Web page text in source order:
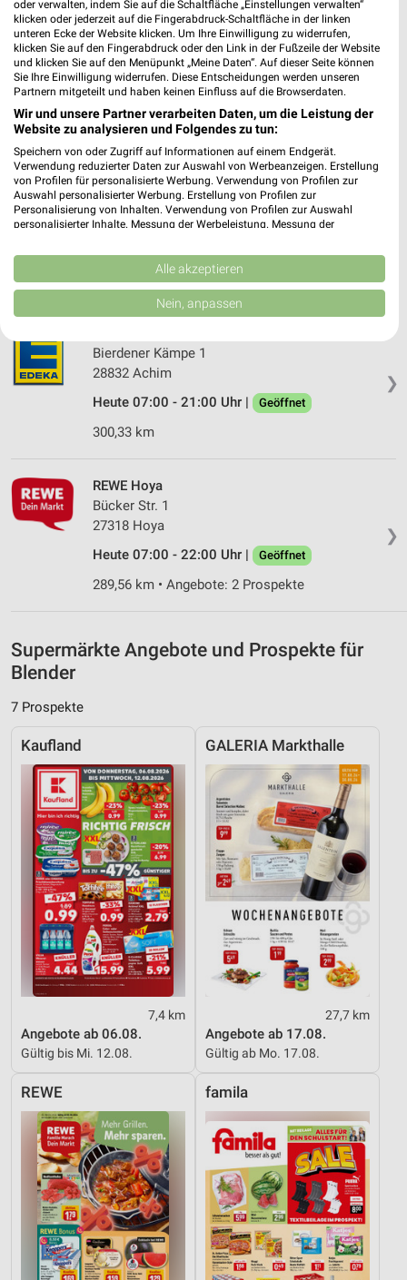
298,95 km • Angebote: 2 Prospekte
EDEKA Kirchlinteln
Hauptstr. 3
27308 Kirchlinteln
279,23 km
EDEKA Meyer Kirchlinteln
Alte Mühle 1
27308 Kirchlinteln
278,84 km
❯
Bierdener Kämpe 1
28832 Achim
Heute 07:00 - 21:00 Uhr |
Geöffnet
300,33 km
❯
REWE Hoya
Bücker Str. 1
27318 Hoya
Heute 07:00 - 22:00 Uhr |
Geöffnet
289,56 km • Angebote: 2 Prospekte
Supermärkte Angebote und Prospekte für
Blender
7 Prospekte
Kaufland
7,4 km
Angebote ab 06.08.
Gültig bis Mi. 12.08.
GALERIA Markthalle
27,7 km
Angebote ab 17.08.
Gültig ab Mo. 17.08.
REWE famila
oder verwalten, indem Sie auf die Schaltfläche „Einstellungen verwalten“
klicken oder jederzeit auf die Fingerabdruck-Schaltfläche in der linken
unteren Ecke der Website klicken. Um Ihre Einwilligung zu widerrufen,
klicken Sie auf den Fingerabdruck oder den Link in der Fußzeile der Website
und klicken Sie auf den Menüpunkt „Meine Daten“. Auf dieser Seite können
Sie Ihre Einwilligung widerrufen. Diese Entscheidungen werden unseren
Partnern mitgeteilt und haben keinen Einfluss auf die Browserdaten.
Wir und unsere Partner verarbeiten Daten, um die Leistung der
Website zu analysieren und Folgendes zu tun:
Speichern von oder Zugriff auf Informationen auf einem Endgerät.
Verwendung reduzierter Daten zur Auswahl von Werbeanzeigen. Erstellung
von Profilen für personalisierte Werbung. Verwendung von Profilen zur
Auswahl personalisierter Werbung. Erstellung von Profilen zur
Personalisierung von Inhalten. Verwendung von Profilen zur Auswahl
personalisierter Inhalte. Messung der Werbeleistung. Messung der
Kombinationen von Daten aus verschiedenen Quellen. Entwicklung und
Verbesserung der Angebote. Verwendung reduzierter Daten zur Auswahl
von Inhalten.
Daten können außerhalb der Europäischen Union weitergegeben und in die
Website/App.
Partnerliste anzeigen (1 IAB-Anbieter)
Speichern von oder Zugriff auf Informationen
Verwendung reduzierter Daten zur Auswahl von
Werbeanzeigen
Erstellung von Profilen für personalisierte
Erstellung von Profilen zur Personalisierung
von Inhalten
Verwendung von Profilen zur Auswahl
Messung der Performance von Inhalten
Analyse von Zielgruppen durch Statistiken oder
Kombinationen von Daten aus verschiedenen
Quellen
Entwicklung und Verbesserung der Angebote
Verwendung reduzierter Daten zur Auswahl von
Inhalten
IAB-Besonderheiten:
Verwendung genauer Standortdaten
Geräte anhand von aktiv angeforderten
Informationen identifizieren
Nicht-IAB-Verarbeitungszwecke:
Notwendig
Performance
Funktional
Werbung
Alle akzeptieren
Nein, anpassen